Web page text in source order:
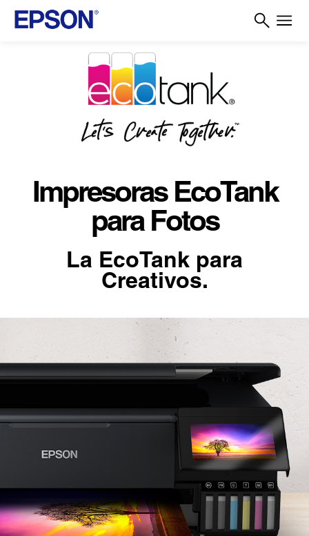
Impresoras EcoTank
para Fotos
La EcoTank para
Creativos.